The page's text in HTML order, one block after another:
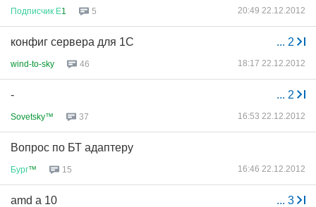
Подписчик Е1 5 20:49 22.12.2012
... 2
конфиг сервера для 1С
wind-to-sky 46 18:17 22.12.2012
... 2
-
Sovetsky™ 37 16:53 22.12.2012
Вопрос по БТ адаптеру
Бург™ 15 16:46 22.12.2012
... 3
amd a 10